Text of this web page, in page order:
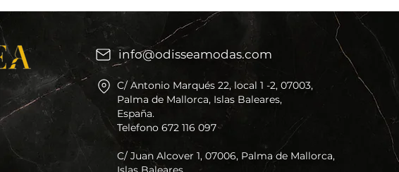
info@odisseamodas.com
C/ Antonio Marqués 22, local 1 -2, 07003,
Palma de Mallorca, Islas Baleares,
España.
Telefono 672 116 097
C/ Juan Alcover 1, 07006, Palma de Mallorca,